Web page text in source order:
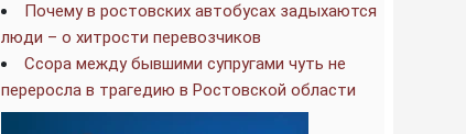
Почему в ростовских автобусах задыхаются
люди – о хитрости перевозчиков
Ссора между бывшими супругами чуть не
переросла в трагедию в Ростовской области